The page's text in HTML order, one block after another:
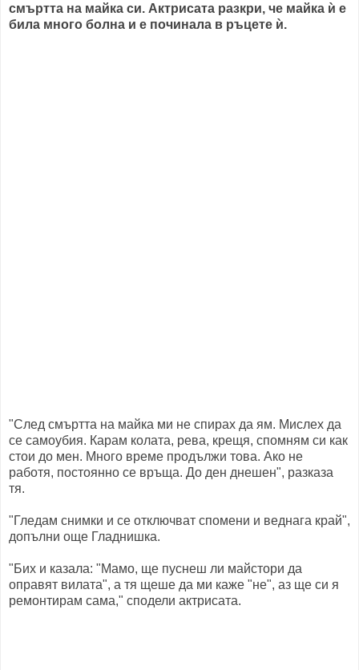
смъртта на майка си. Актрисата разкри, че майка ѝ е
била много болна и е починала в ръцете ѝ.
"След смъртта на майка ми не спирах да ям. Мислех да
се самоубия. Карам колата, рева, крещя, спомням си как
стои до мен. Много време продължи това. Ако не
работя, постоянно се връща. До ден днешен", разказа
тя.
"Гледам снимки и се отключват спомени и веднага край",
допълни още Гладнишка.
"Бих и казала: "Мамо, ще пуснеш ли майстори да
оправят вилата", а тя щеше да ми каже "не", аз ще си я
ремонтирам сама," сподели актрисата.